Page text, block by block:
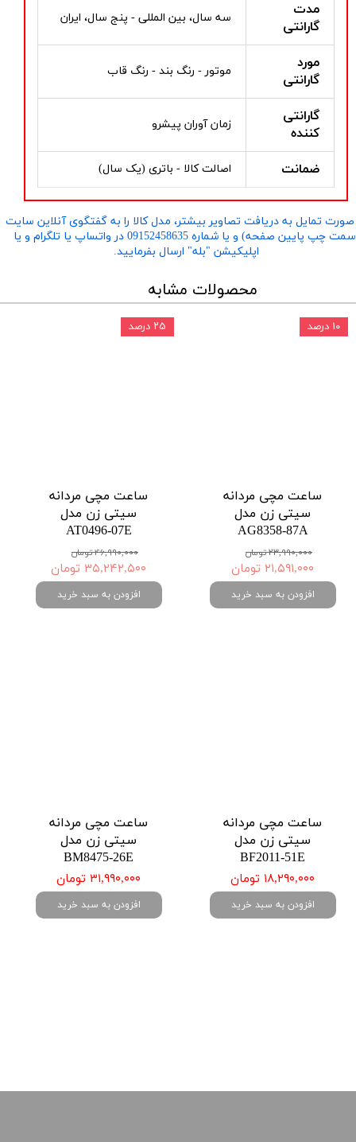
مدت
گارانتی
سه سال، بین المللی - پنج سال، ایران
مورد
گارانتی
موتور - رنگ بند - رنگ قاب
گارانتی
کننده
زمان آوران پیشرو
ضمانت اصالت کالا - باتری (یک سال)
تمایل به دریافت تصاویر بیشتر، مدل کالا را به گفتگوی آنلاین سایت
​​​​​​​(سمت چپ پایین صفحه) و یا شماره 09152458635 در واتساپ یا تلگرام و یا
اپلیکیشن "بله" ارسال بفرمایید.
محصولات مشابه
ساعت مچی مردانه
سیتی زن مدل
AG8358-87A
۲۳,۹۹۰,۰۰۰ تومان
۲۱,۵۹۱,۰۰۰ تومان
افزودن به سبد خرید
۱۰ درصد
ساعت مچی مردانه
سیتی زن مدل
AT0496-07E
۴۶,۹۹۰,۰۰۰ تومان
۳۵,۲۴۲,۵۰۰ تومان
افزودن به سبد خرید
۲۵ درصد
ساعت مچی مردانه
سیتی زن مدل
BF2011-51E
۱۸,۲۹۰,۰۰۰ تومان
افزودن به سبد خرید
ساعت مچی مردانه
سیتی زن مدل
BM8475-26E
۳۱,۹۹۰,۰۰۰ تومان
افزودن به سبد خرید